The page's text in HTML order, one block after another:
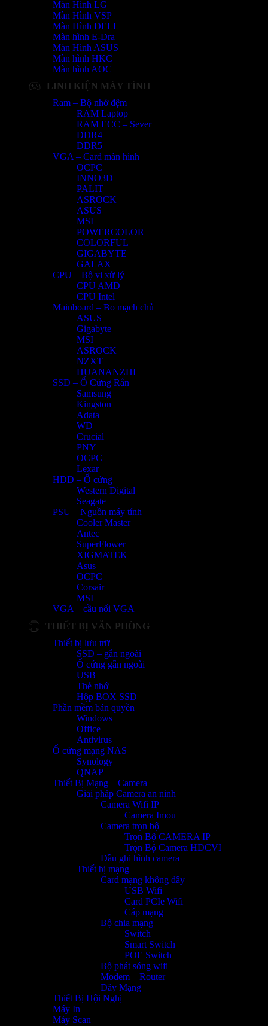
Màn Hình LG
Màn Hình VSP
Màn Hình DELL
Màn hình E-Dra
Màn Hình ASUS
Màn hình HKC
Màn hình AOC
LINH KIỆN MÁY TÍNH
Ram – Bộ nhớ đệm
RAM Laptop
RAM ECC – Sever
DDR4
DDR5
VGA – Card màn hình
OCPC
INNO3D
PALIT
ASROCK
ASUS
MSI
POWERCOLOR
COLORFUL
GIGABYTE
GALAX
CPU – Bộ vi xử lý
CPU AMD
CPU Intel
Mainboard – Bo mạch chủ
ASUS
Gigabyte
MSI
ASROCK
NZXT
HUANANZHI
SSD – Ổ Cứng Rắn
Samsung
Kingston
Adata
WD
Crucial
PNY
OCPC
Lexar
HDD – Ổ cứng
Western Digital
Seagate
PSU – Nguồn máy tính
Cooler Master
Antec
SuperFlower
XIGMATEK
Asus
OCPC
Corsair
MSI
VGA – cầu nối VGA
THIẾT BỊ VĂN PHÒNG
Thiết bị lưu trữ
SSD – gắn ngoài
Ổ cứng gắn ngoài
USB
Thẻ nhớ
Hộp BOX SSD
Phần mềm bản quyền
Windows
Office
Antivirus
Ổ cứng mạng NAS
Synology
QNAP
Thiết Bị Mạng – Camera
Giải pháp Camera an ninh
Camera Wifi IP
Camera Imou
Camera trọn bộ
Trọn Bộ CAMERA IP
Trọn Bộ Camera HDCVI
Đầu ghi hình camera
Thiết bị mạng
Card mạng không dây
USB Wifi
Card PCIe Wifi
Cáp mạng
Bộ chia mạng
Switch
Smart Switch
POE Switch
Bộ phát sóng wifi
Modem – Router
Dây Mạng
Thiết Bị Hội Nghị
Máy In
Máy Scan